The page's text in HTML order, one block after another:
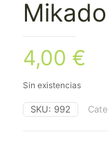
4,00 €
Sin existencias
SKU: 992